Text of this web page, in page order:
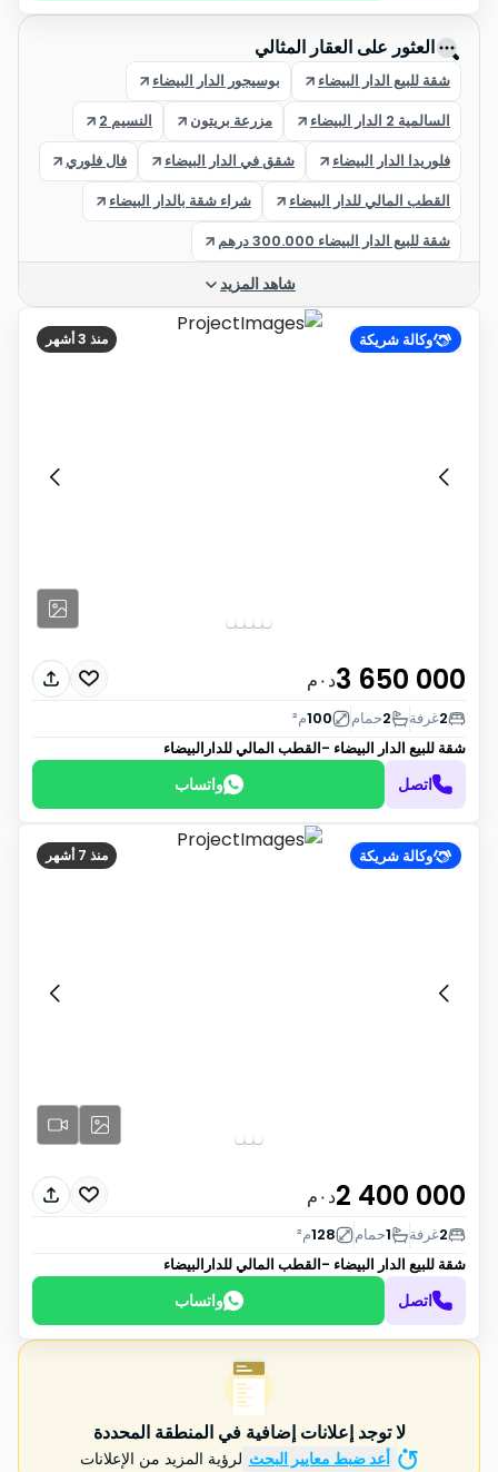
العثور على العقار المثالي
شقة للبيع الدار البيضاء
بوسيجور الدار البيضاء
السالمية 2 الدار البيضاء
مزرعة بريتون
النسيم 2
فلوريدا الدار البيضاء
شقق في الدار البيضاء
فال فلوري
القطب المالي للدار البيضاء
شراء شقة بالدار البيضاء
شقة للبيع الدار البيضاء 300.000 درهم
شاهد المزيد
منذ 3 أشهر وكالة شريكة
3 650 000د٠م
2غرفة 2حمام 100م²
شقة للبيع الدار البيضاء -القطب المالي للدارالبيضاء
اتصل واتساب
منذ 7 أشهر وكالة شريكة
2 400 000د٠م
2غرفة 1حمام 128م²
شقة للبيع الدار البيضاء -القطب المالي للدارالبيضاء
اتصل واتساب
لا توجد إعلانات إضافية في المنطقة المحددة
أعد ضبط معايير البحث لرؤية المزيد من الإعلانات